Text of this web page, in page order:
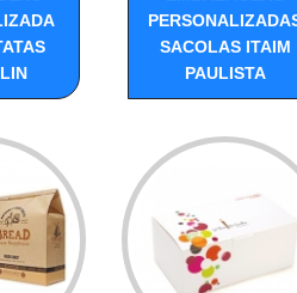
SACOLAS ITAIM
PAULISTA